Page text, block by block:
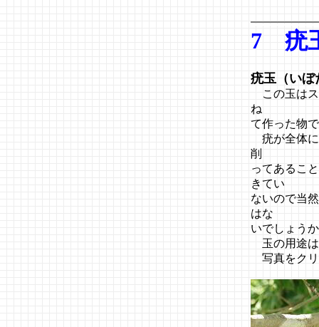
7 疣
疣玉（いぼ
この玉はス
ね
て作った物
疣が全体に
削
ってあるこ
きてい
ないので当
はな
いでしょう
玉の用途は
写真をクリ